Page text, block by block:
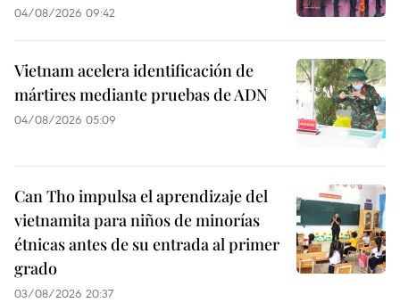
04/08/2026 09:42
Vietnam acelera identificación de
mártires mediante pruebas de ADN
04/08/2026 05:09
Can Tho impulsa el aprendizaje del
vietnamita para niños de minorías
étnicas antes de su entrada al primer
grado
03/08/2026 20:37